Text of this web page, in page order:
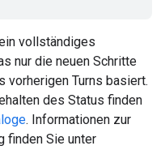
vollständiges
nur die neuen Schritte
vorherigen Turns basiert.
des Status finden
. Informationen zur
finden Sie unter